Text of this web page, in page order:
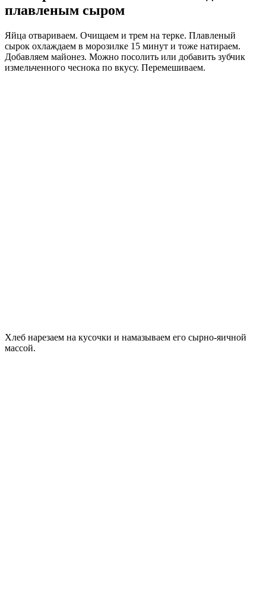
плавленым сыром
Яйца отвариваем. Очищаем и трем на терке. Плавленый
сырок охлаждаем в морозилке 15 минут и тоже натираем.
Добавляем майонез. Можно посолить или добавить зубчик
измельченного чеснока по вкусу. Перемешиваем.
Хлеб нарезаем на кусочки и намазываем его сырно-яичной
массой.